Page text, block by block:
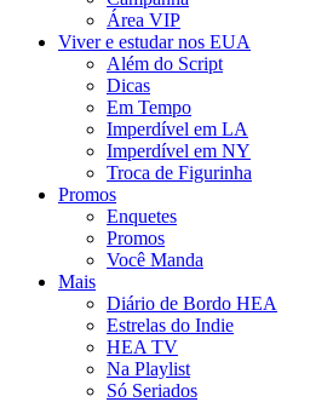
Área VIP
Viver e estudar nos EUA
Além do Script
Dicas
Em Tempo
Imperdível em LA
Imperdível em NY
Troca de Figurinha
Promos
Enquetes
Promos
Você Manda
Mais
Diário de Bordo HEA
Estrelas do Indie
HEA TV
Na Playlist
Só Seriados